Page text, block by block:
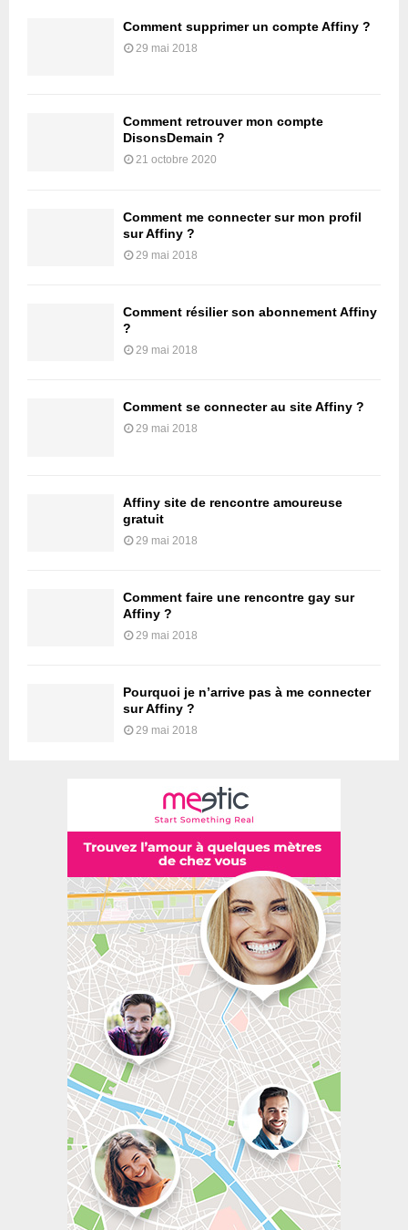
Comment supprimer un compte Affiny ?
29 mai 2018
Comment retrouver mon compte
DisonsDemain ?
21 octobre 2020
Comment me connecter sur mon profil
sur Affiny ?
29 mai 2018
Comment résilier son abonnement Affiny
?
29 mai 2018
Comment se connecter au site Affiny ?
29 mai 2018
Affiny site de rencontre amoureuse
gratuit
29 mai 2018
Comment faire une rencontre gay sur
Affiny ?
29 mai 2018
Pourquoi je n’arrive pas à me connecter
sur Affiny ?
29 mai 2018